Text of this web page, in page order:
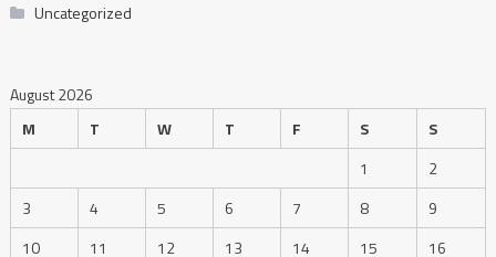
Uncategorized
August 2026
M
T W T F S
S
1
2
3
4 5 6 7 8
9
10
11 12 13 14 15 16